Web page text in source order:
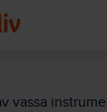
vassa